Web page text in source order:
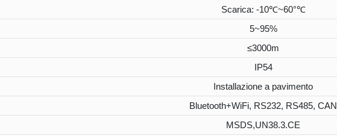
Scarica: -10℃~60°℃
5~95%
≤3000m
IP54
Installazione a pavimento
Bluetooth+WiFi, RS232, RS485, CAN
MSDS,UN38.3.CE